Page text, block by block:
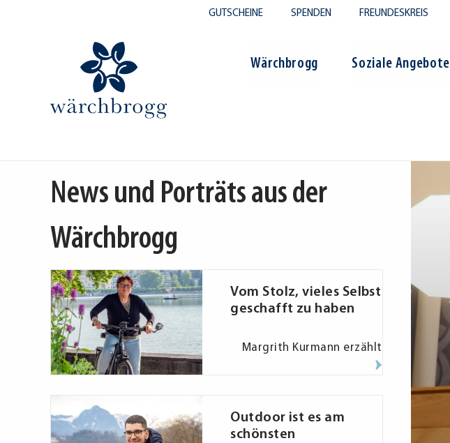
GUTSCHEINE SPENDEN FREUNDESKREIS
Wärchbrogg Soziale Angebote
News und Porträts aus der
Wärchbrogg
Vom Stolz, vieles Selbst
geschafft zu haben
Margrith Kurmann erzählt
Outdoor ist es am
schönsten